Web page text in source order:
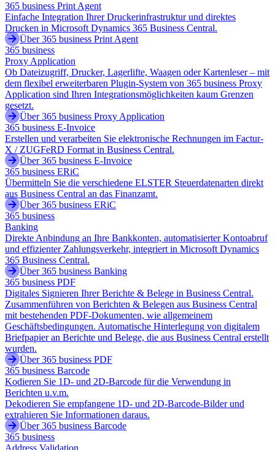
365 business Print Agent
Einfache Integration Ihrer Druckerinfrastruktur und direktes
Drucken in Microsoft Dynamics 365 Business Central.
Über 365 business Print Agent
365 business
Proxy Application
Ob Dateizugriff, Drucker, Lagerlifte, Waagen oder Kartenleser – mit
dem flexibel erweiterbaren Plugin-System von 365 business Proxy
Application sind Ihren Integrationsmöglichkeiten kaum Grenzen
gesetzt.
Über 365 business Proxy Application
365 business E-Invoice
Erstellen und verarbeiten Sie elektronische Rechnungen im Factur-
X / ZUGFeRD Format in Business Central.
Über 365 business E-Invoice
365 business ERiC
Übermitteln Sie die verschiedene ELSTER Steuerdatenarten direkt
aus Business Central an das Finanzamt.
Über 365 business ERiC
365 business
Banking
Direkte Anbindung an Ihre Bankkonten, automatisierter Kontoabruf
und effizienter Zahlungsverkehr, integriert in Microsoft Dynamics
365 Business Central.
Über 365 business Banking
365 business PDF
Digitales Signieren Ihrer Berichte & Belege in Business Central.
Zusammenführen von Berichten & Belegen aus Business Central
mit bestehenden PDF-Dokumenten, wie allgemeinem
Geschäftsbedingungen. Automatische Hinterlegung von digitalem
Briefpapier an Berichte und Belege, die aus Business Central erstellt
wurden.
Über 365 business PDF
365 business Barcode
Kodieren Sie 1D- und 2D-Barcode für die Verwendung in
Berichten u.v.m.
Dekodieren Sie empfangene 1D- und 2D-Barcode-Bilder und
extrahieren Sie Informationen daraus.
Über 365 business Barcode
365 business